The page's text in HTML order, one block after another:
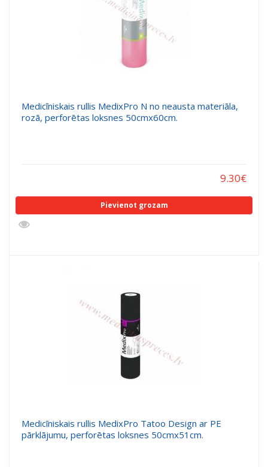
Medicīniskais rullis MedixPro N no neausta materiāla,
rozā, perforētas loksnes 50cmx60cm.
9.30€
Pievienot grozam
Medicīniskais rullis MedixPro Tatoo Design ar PE
pārklājumu, perforētas loksnes 50cmx51cm.